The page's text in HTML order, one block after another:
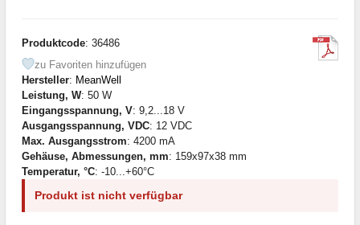
Produktcode: 36486
zu Favoriten hinzufügen
Hersteller: MeanWell
Leistung, W: 50 W
Eingangsspannung, V: 9,2...18 V
Ausgangsspannung, VDC: 12 VDC
Max. Ausgangsstrom: 4200 mA
Gehäuse, Abmessungen, mm: 159x97x38 mm
Temperatur, °C: -10...+60°C
Produkt ist nicht verfügbar